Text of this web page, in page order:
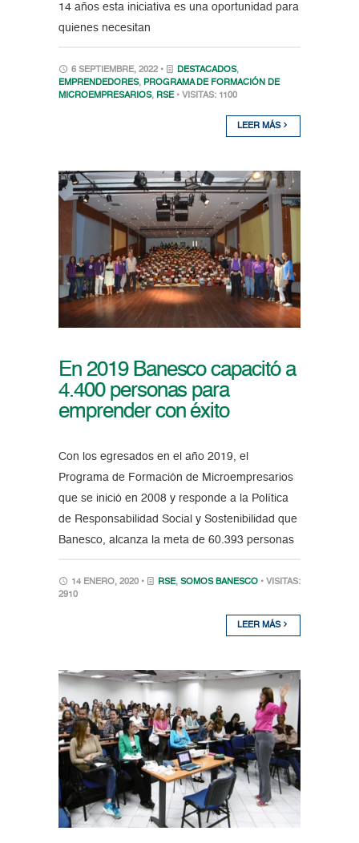
14 años esta iniciativa es una oportunidad para
quienes necesitan
6 SEPTIEMBRE, 2022 • DESTACADOS,
EMPRENDEDORES, PROGRAMA DE FORMACIÓN DE
MICROEMPRESARIOS, RSE • VISITAS: 1100
LEER MÁS
En 2019 Banesco capacitó a
4.400 personas para
emprender con éxito
Con los egresados en el año 2019, el
Programa de Formación de Microempresarios
que se inició en 2008 y responde a la Política
de Responsabilidad Social y Sostenibilidad que
Banesco, alcanza la meta de 60.393 personas
14 ENERO, 2020 • RSE, SOMOS BANESCO • VISITAS:
2910
LEER MÁS